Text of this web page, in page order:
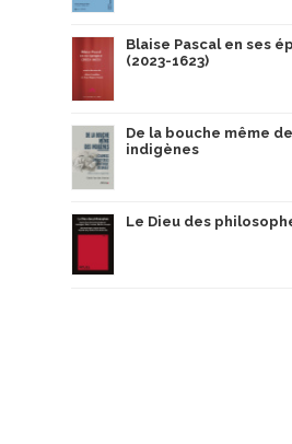
Blaise Pascal en ses
(2023-1623)
De la bouche même
indigènes
Le Dieu des